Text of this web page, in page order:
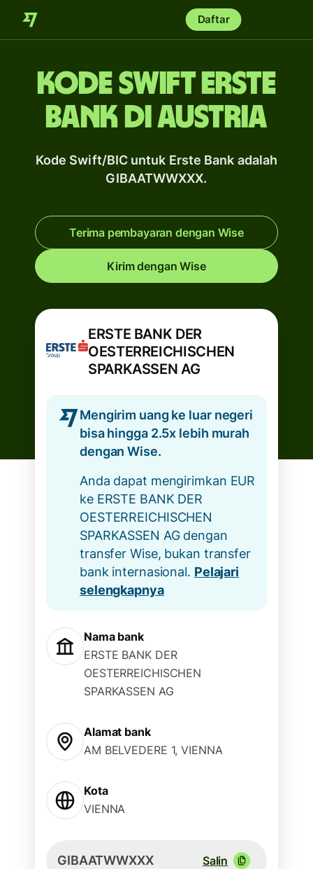
Daftar
Kode Swift Erste
Bank di Austria
Kode Swift/BIC untuk Erste Bank adalah
GIBAATWWXXX.
Terima pembayaran dengan Wise
Kirim dengan Wise
ERSTE BANK DER
OESTERREICHISCHEN
SPARKASSEN AG
Mengirim uang ke luar negeri
bisa hingga 2.5x lebih murah
dengan Wise.
Anda dapat mengirimkan EUR
ke ERSTE BANK DER
OESTERREICHISCHEN
SPARKASSEN AG dengan
transfer Wise, bukan transfer
bank internasional. Pelajari
selengkapnya
Nama bank
ERSTE BANK DER
OESTERREICHISCHEN
SPARKASSEN AG
Alamat bank
AM BELVEDERE 1, VIENNA
Kota
VIENNA
GIBAATWWXXX Salin